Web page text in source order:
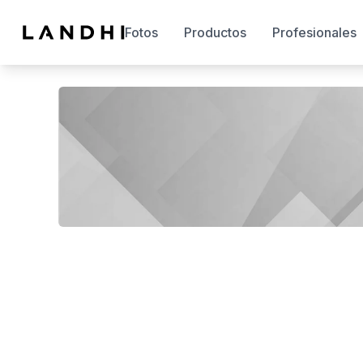
Fotos Productos Profesionales